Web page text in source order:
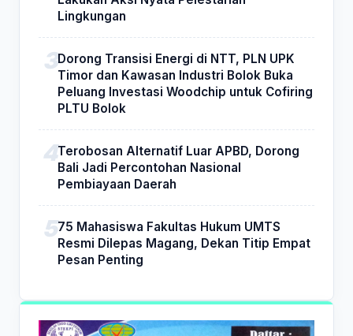
Lingkungan
Dorong Transisi Energi di NTT, PLN UPK
Timor dan Kawasan Industri Bolok Buka
Peluang Investasi Woodchip untuk Cofiring
PLTU Bolok
Terobosan Alternatif Luar APBD, Dorong
Bali Jadi Percontohan Nasional
Pembiayaan Daerah
75 Mahasiswa Fakultas Hukum UMTS
Resmi Dilepas Magang, Dekan Titip Empat
Pesan Penting